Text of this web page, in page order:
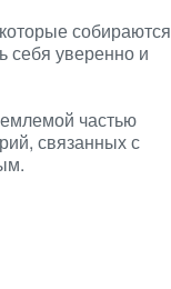
собираются
себя уверенно и
частью
связанных с